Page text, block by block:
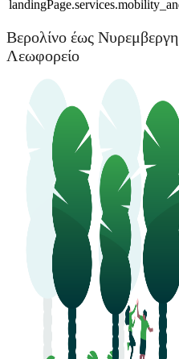
Βερολίνο έως
Λεωφορείο